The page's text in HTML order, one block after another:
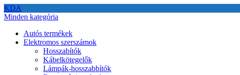
KDA
Minden kategória
Autós termékek
Elektromos szerszámok
Hosszabítók
Kábelkötegelők
Lámpák-hosszabbítók